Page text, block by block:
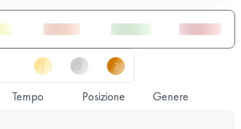
Tempo Posizione Genere